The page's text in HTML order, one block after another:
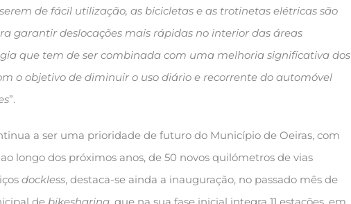
de fácil utilização, as bicicletas e as trotinetas elétricas são
garantir deslocações mais rápidas no interior das áreas
que tem de ser combinada com uma melhoria significativa dos
o objetivo de diminuir o uso diário e recorrente do automóvel
”.
a ser uma prioridade de futuro do Município de Oeiras, com
longo dos próximos anos, de 50 novos quilómetros de vias
dockless, destaca-se ainda a inauguração, no passado mês de
de bikesharing, que na sua fase inicial integra 11 estações, em